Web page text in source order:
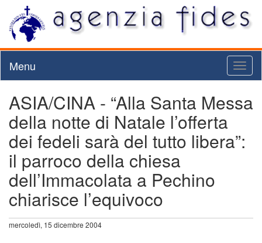
Menu
ASIA/CINA - “Alla Santa Messa
della notte di Natale l’offerta
dei fedeli sarà del tutto libera”:
il parroco della chiesa
dell’Immacolata a Pechino
chiarisce l’equivoco
mercoledì, 15 dicembre 2004